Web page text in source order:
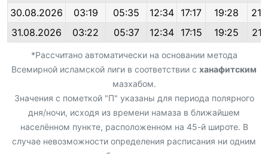
30.08.2026
03:19 05:35 12:34 17:17 19:28
31.08.2026
03:22 05:37 12:34 17:15 19:25
*Рассчитано автоматически на основании метода
Всемирной исламской лиги в соответствии с ханафитским
мазхабом.
Значения с пометкой "П" указаны для периода полярного
дня/ночи, исходя из времени намаза в ближайшем
населённом пункте, расположенном на 45-й широте. В
случае невозможности определения расписания ни одним